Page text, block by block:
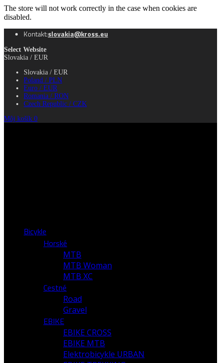
The store will not work correctly in the case when cookies are
disabled.
Kontakt:slovakia@kross.eu
Select Website
Slovakia / EUR
Slovakia / EUR
Poland / PLN
Euro / EUR
Romania / RON
Czech Republic / CZK
Môj košík 0
Bicykle
Horské
MTB
MTB Woman
MTB XC
Cestné
Road
Gravel
EBIKE
EBIKE CROSS
EBIKE MTB
Elektrobicykle URBAN